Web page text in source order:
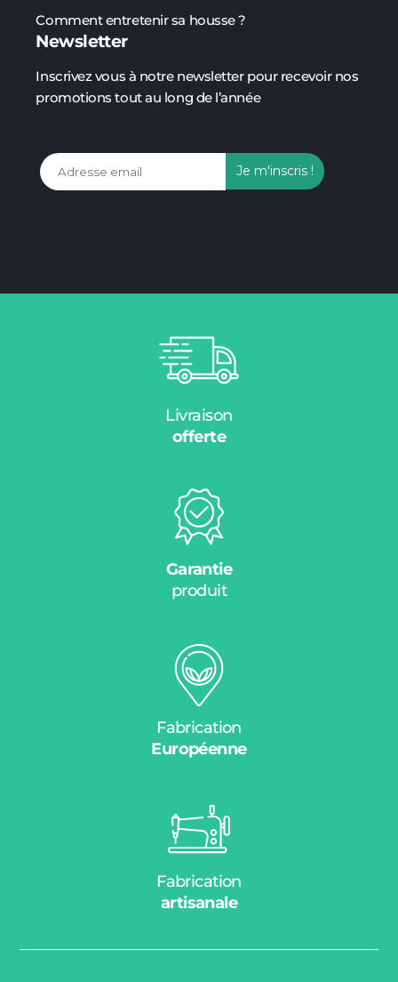
Comment entretenir sa housse ?
Newsletter
Inscrivez vous à notre newsletter pour recevoir nos
promotions tout au long de l’année
Livraison
offerte
Garantie
produit
Fabrication
Européenne
Fabrication
artisanale